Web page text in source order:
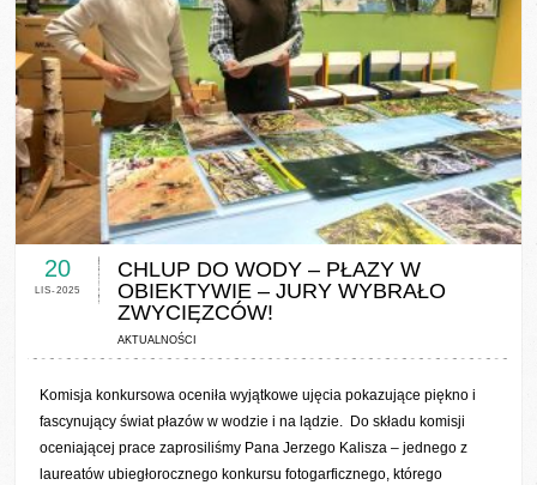
0 COMMENTS / 0 VOTES
20
LIS-2025
CHLUP DO WODY – PŁAZY W
OBIEKTYWIE – JURY WYBRAŁO
ZWYCIĘZCÓW!
AKTUALNOŚCI
Komisja konkursowa oceniła wyjątkowe ujęcia pokazujące piękno i
fascynujący świat płazów w wodzie i na lądzie. Do składu komisji
oceniającej prace zaprosiliśmy Pana Jerzego Kalisza – jednego z
laureatów ubiegłorocznego konkursu fotogarficznego, którego